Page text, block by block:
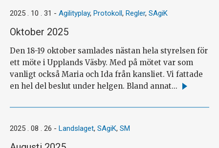
2025 . 10 . 31 - Agilityplay, Protokoll, Regler, SAgiK
Oktober 2025
Den 18-19 oktober samlades nästan hela styrelsen för
ett möte i Upplands Väsby. Med på mötet var som
vanligt också Maria och Ida från kansliet. Vi fattade
en hel del beslut under helgen. Bland annat... Läs
2025 . 08 . 26 - Landslaget, SAgiK, SM